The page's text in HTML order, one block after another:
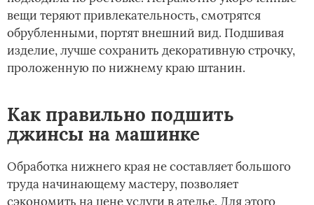
вещи теряют привлекательность, смотрятся
обрубленными, портят внешний вид. Подшивая
изделие, лучше сохранить декоративную строчку,
проложенную по нижнему краю штанин.
Как правильно подшить
джинсы на машинке
Обработка нижнего края не составляет большого
труда начинающему мастеру, позволяет
сэкономить на цене услуги в ателье. Для этого